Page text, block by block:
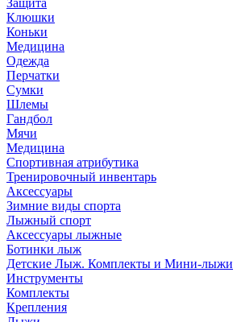
Защита
Клюшки
Коньки
Медицина
Одежда
Перчатки
Сумки
Шлемы
Гандбол
Мячи
Медицина
Спортивная атрибутика
Тренировочный инвентарь
Аксессуары
Зимние виды спорта
Лыжный спорт
Аксессуары лыжные
Ботинки лыж
Детские Лыж. Комплекты и Мини-лыжи
Инструменты
Комплекты
Крепления